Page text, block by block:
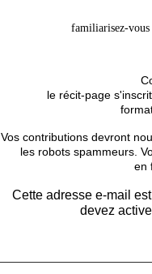
familiarisez-
le récit-page
Vos contributions devront
les robots spammeurs.
en
Cette adresse e-mail
devez